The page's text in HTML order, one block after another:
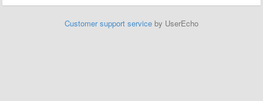
Customer support service by UserEcho